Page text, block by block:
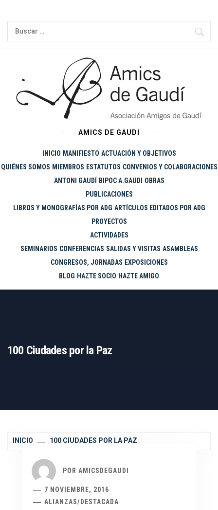
contenido
Buscar:
AMICS DE GAUDI
INICIO MANIFIESTO ACTUACIÓN Y OBJETIVOS
QUIÉNES SOMOS MIEMBROS ESTATUTOS CONVENIOS Y COLABORACIONES
ANTONI GAUDÍ
BIPOC A.GAUDI
OBRAS
PUBLICACIONES
LIBROS Y MONOGRAFÍAS POR ADG ARTÍCULOS EDITADOS POR ADG
PROYECTOS
ACTIVIDADES
SEMINARIOS CONFERENCIAS SALIDAS Y VISITAS ASAMBLEAS
CONGRESOS, JORNADAS EXPOSICIONES
BLOG HAZTE SOCIO HAZTE AMIGO
100 Ciudades por la Paz
INICIO 100 CIUDADES POR LA PAZ
POR AMICSDEGAUDI
7 NOVIEMBRE, 2016
ALIANZAS/ DESTACADA